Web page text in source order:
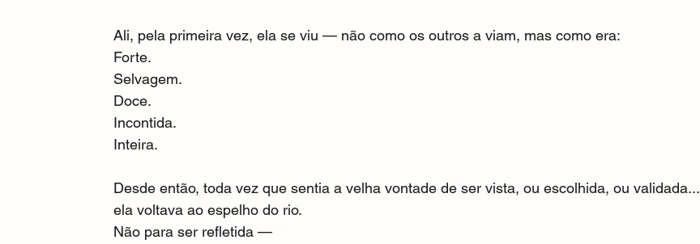
Ali, pela primeira vez, ela se viu — não como os outros a viam, mas como era:
Forte.
Selvagem.
Doce.
Incontida.
Inteira.
Desde então, toda vez que sentia a velha vontade de ser vista, ou escolhida, ou validada...
ela voltava ao espelho do rio.
Não para ser refletida —